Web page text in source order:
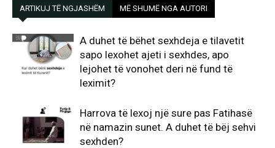
ARTIKUJ TË NGJASHËM MË SHUMË NGA AUTORI
A duhet të bëhet sexhdeja e tilavetit
sapo lexohet ajeti i sexhdes, apo
lejohet të vonohet deri në fund të
leximit?
Harrova të lexoj një sure pas Fatihasë
në namazin sunet. A duhet të bëj sehvi
sexhden?